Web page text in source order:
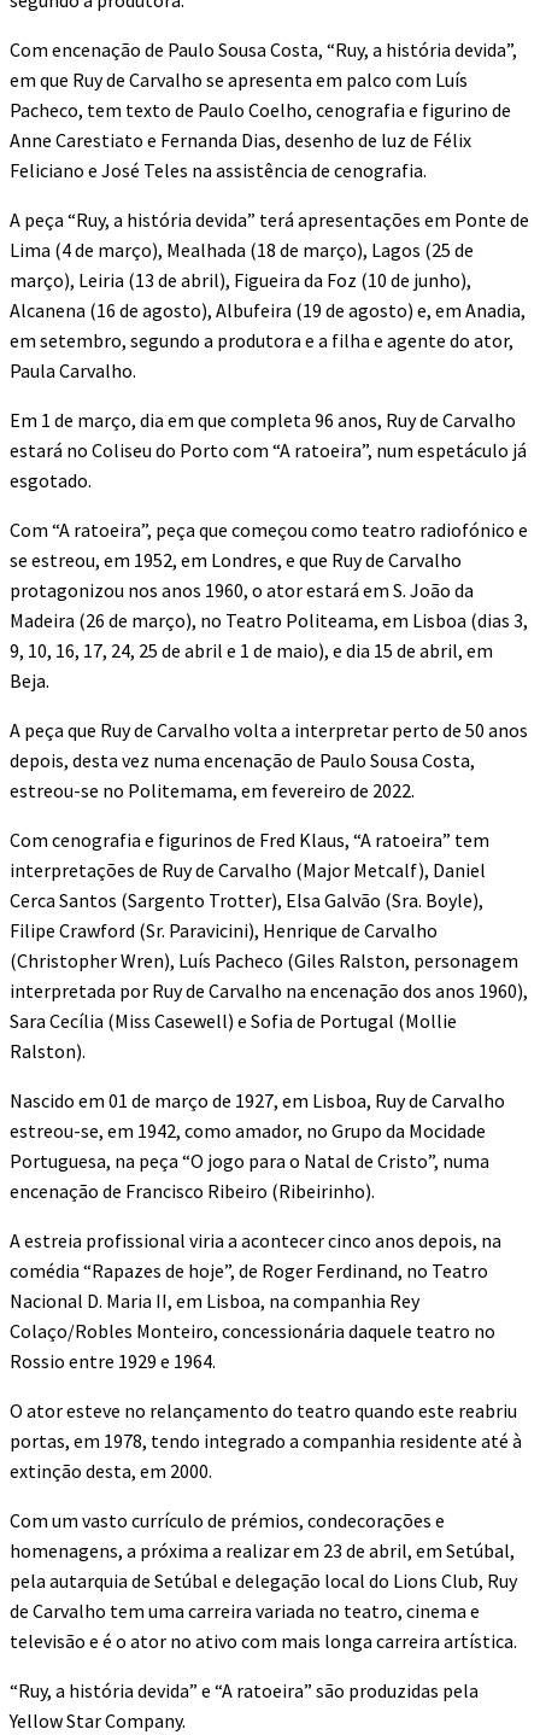
Com encenação de Paulo Sousa Costa, “Ruy, a história devida”,
em que Ruy de Carvalho se apresenta em palco com Luís
Pacheco, tem texto de Paulo Coelho, cenografia e figurino de
Anne Carestiato e Fernanda Dias, desenho de luz de Félix
Feliciano e José Teles na assistência de cenografia.
A peça “Ruy, a história devida” terá apresentações em Ponte de
Lima (4 de março), Mealhada (18 de março), Lagos (25 de
março), Leiria (13 de abril), Figueira da Foz (10 de junho),
Alcanena (16 de agosto), Albufeira (19 de agosto) e, em Anadia,
em setembro, segundo a produtora e a filha e agente do ator,
Paula Carvalho.
Em 1 de março, dia em que completa 96 anos, Ruy de Carvalho
estará no Coliseu do Porto com “A ratoeira”, num espetáculo já
esgotado.
Com “A ratoeira”, peça que começou como teatro radiofónico e
se estreou, em 1952, em Londres, e que Ruy de Carvalho
protagonizou nos anos 1960, o ator estará em S. João da
Madeira (26 de março), no Teatro Politeama, em Lisboa (dias 3,
9, 10, 16, 17, 24, 25 de abril e 1 de maio), e dia 15 de abril, em
Beja.
A peça que Ruy de Carvalho volta a interpretar perto de 50 anos
depois, desta vez numa encenação de Paulo Sousa Costa,
estreou-se no Politemama, em fevereiro de 2022.
Com cenografia e figurinos de Fred Klaus, “A ratoeira” tem
interpretações de Ruy de Carvalho (Major Metcalf), Daniel
Cerca Santos (Sargento Trotter), Elsa Galvão (Sra. Boyle),
Filipe Crawford (Sr. Paravicini), Henrique de Carvalho
(Christopher Wren), Luís Pacheco (Giles Ralston, personagem
interpretada por Ruy de Carvalho na encenação dos anos 1960),
Sara Cecília (Miss Casewell) e Sofia de Portugal (Mollie
Ralston).
Nascido em 01 de março de 1927, em Lisboa, Ruy de Carvalho
estreou-se, em 1942, como amador, no Grupo da Mocidade
Portuguesa, na peça “O jogo para o Natal de Cristo”, numa
encenação de Francisco Ribeiro (Ribeirinho).
A estreia profissional viria a acontecer cinco anos depois, na
comédia “Rapazes de hoje”, de Roger Ferdinand, no Teatro
Nacional D. Maria II, em Lisboa, na companhia Rey
Colaço/Robles Monteiro, concessionária daquele teatro no
Rossio entre 1929 e 1964.
O ator esteve no relançamento do teatro quando este reabriu
portas, em 1978, tendo integrado a companhia residente até à
extinção desta, em 2000.
Com um vasto currículo de prémios, condecorações e
homenagens, a próxima a realizar em 23 de abril, em Setúbal,
pela autarquia de Setúbal e delegação local do Lions Club, Ruy
de Carvalho tem uma carreira variada no teatro, cinema e
televisão e é o ator no ativo com mais longa carreira artística.
“Ruy, a história devida” e “A ratoeira” são produzidas pela
Yellow Star Company.